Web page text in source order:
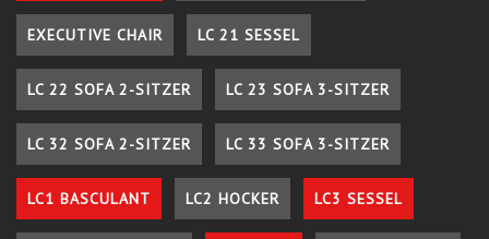
EXECUTIVE CHAIR LC 21 SESSEL
LC 22 SOFA 2-SITZER LC 23 SOFA 3-SITZER
LC 32 SOFA 2-SITZER LC 33 SOFA 3-SITZER
LC1 BASCULANT LC2 HOCKER LC3 SESSEL